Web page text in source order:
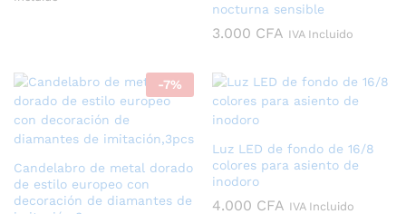
precios:
1.000 CFA
nocturna sensible
3.000 CFA IVA Incluido
-7%
Candelabro de metal dorado
de estilo europeo con
decoración de diamantes de
Luz LED de fondo de 16/8
colores para asiento de
inodoro
4.000 CFA IVA Incluido